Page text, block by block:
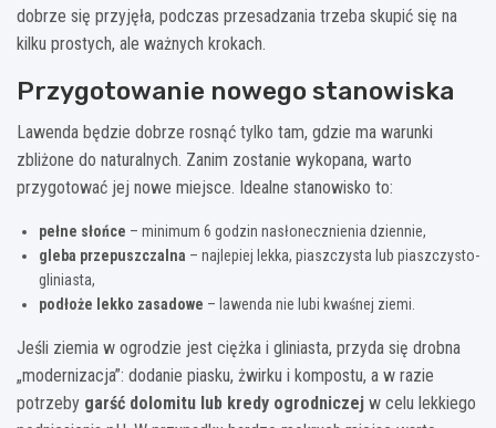
dobrze się przyjęła, podczas przesadzania trzeba skupić się na
kilku prostych, ale ważnych krokach.
Przygotowanie nowego stanowiska
Lawenda będzie dobrze rosnąć tylko tam, gdzie ma warunki
zbliżone do naturalnych. Zanim zostanie wykopana, warto
przygotować jej nowe miejsce. Idealne stanowisko to:
pełne słońce – minimum 6 godzin nasłonecznienia dziennie,
gleba przepuszczalna – najlepiej lekka, piaszczysta lub piaszczysto-
gliniasta,
podłoże lekko zasadowe – lawenda nie lubi kwaśnej ziemi.
Jeśli ziemia w ogrodzie jest ciężka i gliniasta, przyda się drobna
„modernizacja”: dodanie piasku, żwirku i kompostu, a w razie
potrzeby garść dolomitu lub kredy ogrodniczej w celu lekkiego